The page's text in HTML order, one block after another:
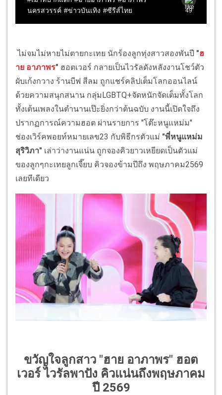
ไม่จมไม่หายไม่ตายกะเทย นักร้องลูกทุ่งสาวสองพันปี "ฮ
าย อาภาพร" ฮอตเวอร์ กลายเป็นไวรัลดังหลังงานโชว์ตัว
ผับเก้งกวาง ร้านบีฟ สีลม ถูกแชร์คลิปเต็มโลกออนไลน์
ด้วยความสนุกสนาน กลุ่มLGBTQ+จัดหนักจัดเต็มทั้งโลก
ทั้งเต้นเพลงในตำนานเป๊ะยิ่งกว่าต้นฉบับ งานนี้เปิดใจถึง
ปรากฏการณ์ความฮอต ผ่านรายการ "โต๊ะหนูแหม่ม"
ช่องเวิร์คพอยท์หมายเลข23 กับพิธีกรตัวแม่ "พี่หนูแหม่ม
สุริวิภา" เล่าว่างานแน่น ถูกจองคิวยาวเหยียดเป็นตัวแม่
ของลูกๆกะเทยลูกเจี๊ยบ คิวจองข้ามปีถึง พฤษภาคม2569
เลยทีเดียว
ขวัญใจลูกสาว "ฮาย อาภาพร" ฮอต
เวอร์ ไวรัลพาปัง คิวแน่นถึงพฤษภาคม
ปี 2569